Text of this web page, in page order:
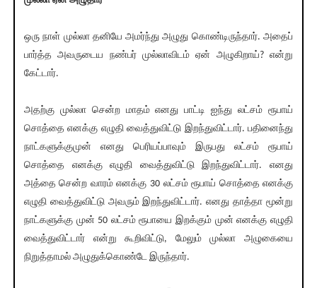
ஒரு நாள் முல்லா தனியே அமர்ந்து அழுது கொண்டிருந்தார். அதைப்
பார்த்த அவருடைய நண்பர் முல்லாவிடம் ஏன் அழுகிறாய்? என்று
கேட்டார்.
அதற்கு முல்லா சென்ற மாதம் எனது பாட்டி ஐந்து லட்சம் ரூபாய்
சொத்தை எனக்கு எழுதி வைத்துவிட்டு இறந்துவிட்டார். பதினைந்து
நாட்களுக்குமுன் எனது பெரியப்பாவும் இருபது லட்சம் ரூபாய்
சொத்தை எனக்கு எழுதி வைத்துவிட்டு இறந்துவிட்டார். எனது
அத்தை சென்ற வாரம் எனக்கு 30 லட்சம் ரூபாய் சொத்தை எனக்கு
எழுதி வைத்துவிட்டு அவரும் இறந்துவிட்டார். எனது தாத்தா மூன்று
நாட்களுக்கு முன் 50 லட்சம் ரூபாயை இறக்கும் முன் எனக்கு எழுதி
வைத்துவிட்டார் என்று கூறிவிட்டு, மேலும் முல்லா அழுகையை
நிறுத்தாமல் அழுதுக்கொண்டே இருந்தார்.